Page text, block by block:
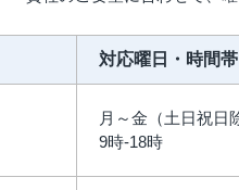
対応曜日・時間帯
月～金（土日祝日
9時-18時